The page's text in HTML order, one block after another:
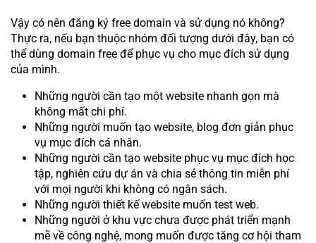
Vậy có nên đăng ký free domain và sử dụng nó không?
Thực ra, nếu bạn thuộc nhóm đối tượng dưới đây, bạn có
thể dùng domain free để phục vụ cho mục đích sử dụng
của mình.
Những người cần tạo một website nhanh gọn mà
không mất chi phí.
Những người muốn tạo website, blog đơn giản phục
vụ mục đích cá nhân.
Những người cần tạo website phục vụ mục đích học
tập, nghiên cứu dự án và chia sẻ thông tin miễn phí
với mọi người khi không có ngân sách.
Những người thiết kế website muốn test web.
Những người ở khu vực chưa được phát triển mạnh
mẽ về công nghệ, mong muốn được tăng cơ hội tham